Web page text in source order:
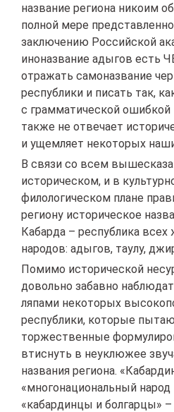
название региона никоим
полной мере
заключению Российской
иноназвание адыгов есть
отражать самоназвание
республики и писать так,
с грамматической ошибкой
также не отвечает
и ущемляет некоторых
В связи со всем
историческом, и в
филологическом плане
региону историческое
Кабарда – республика
народов: адыгов, таулу,
Помимо исторической
довольно забавно
ляпами некоторых
республики, которые
торжественные
втиснуть в неуклюжее
названия региона.
«многонациональный
«кабардинцы и болгарцы»